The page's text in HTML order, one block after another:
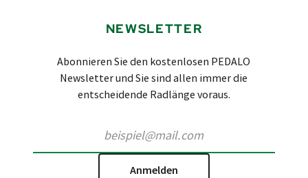
NEWSLETTER
Abonnieren Sie den kostenlosen PEDALO
Newsletter und Sie sind allen immer die
entscheidende Radlänge voraus.
Anmelden